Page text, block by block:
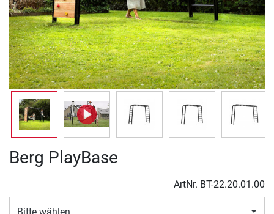
Berg PlayBase
ArtNr. BT-22.20.01.00